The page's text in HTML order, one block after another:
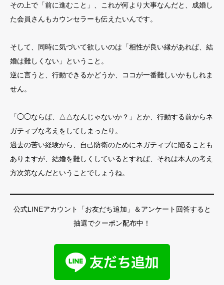
その上で「前に進むこと」、これが何より大事なんだと、成婚し
た会員さんもカウンセラーも伝えたいんです。
そして、同時に気づいて欲しいのは「相性が良い縁があれば、結
婚は難しくない」ということ。
逆に言うと、行動できるかどうか、ココが一番難しいかもしれま
せん。
「◯◯ならば、△△なんじゃないか？」とか、行動する前からネ
ガティブな考えをしてしまったり。
過去の苦い経験から、自己防衛のためにネガティブに陥ることも
ありますが、結婚を難しくしているとすれば、それは本人の考え
方次第なんだということでしょうね。
公式LINEアカウント「お友だち追加」＆アンケート回答すると
抽選でクーポン配布中！